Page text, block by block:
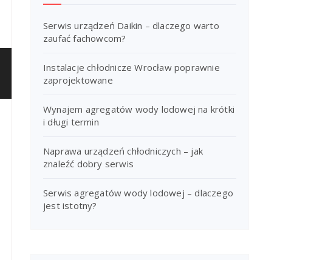
Serwis urządzeń Daikin – dlaczego warto
zaufać fachowcom?
Instalacje chłodnicze Wrocław poprawnie
zaprojektowane
Wynajem agregatów wody lodowej na krótki
i długi termin
Naprawa urządzeń chłodniczych – jak
znaleźć dobry serwis
Serwis agregatów wody lodowej – dlaczego
jest istotny?